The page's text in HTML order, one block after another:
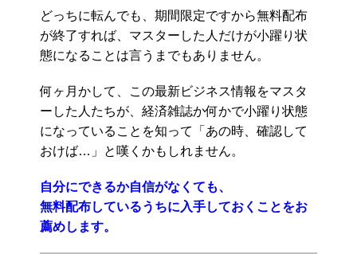
どっちに転んでも、期間限定ですから無料配布
が終了すれば、マスターした人だけが小躍り状
態になることは言うまでもありません。
何ヶ月かして、この最新ビジネス情報をマスタ
ーした人たちが、経済雑誌か何かで小躍り状態
になっていることを知って「あの時、確認して
おけば…」と嘆くかもしれません。
自分にできるか自信がなくても、
無料配布しているうちに入手しておくことをお
薦めします。